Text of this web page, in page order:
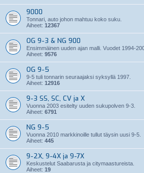
9000
Tonnari, auto johon mahtuu koko suku.
Aiheet: 12367
OG 9-3 & NG 900
Ensimmäinen uuden ajan malli. Vuodet 1994-
Aiheet: 9576
OG 9-5
9-5 tuli tonnarin seuraajaksi syksyllä 1997.
Aiheet: 12916
9-3 SS, SC, CV ja X
Vuonna 2003 esitelty uuden sukupolven 9-3.
Aiheet: 6791
NG 9-5
Vuonna 2010 markkinoille tullut täysin uusi 9-5.
Aiheet: 445
9-2X, 9-4X ja 9-7X
Keskustelut Saabarusta ja citymaastureista.
Aiheet: 19